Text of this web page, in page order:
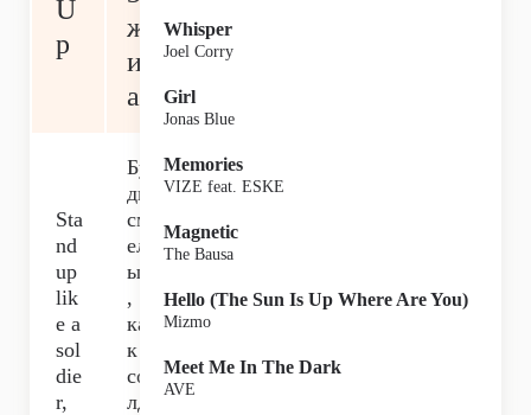
U
p
ж
иг
ай
Sta
nd
up
lik
e a
sol
die
r,
Бу
дь
см
ел
ым
,
ка
к
со
лд
Whisper
Joel Corry
Girl
Jonas Blue
Memories
VIZE feat. ESKE
Magnetic
The Bausa
Hello (The Sun Is Up Where Are You)
Mizmo
Meet Me In The Dark
AVE